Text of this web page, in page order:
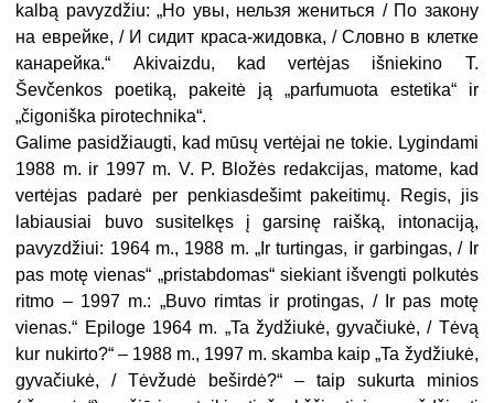
kalbą pavyzdžiu: „Но увы, нельзя жениться / По закону
на еврейке, / И сидит краса-жидовка, / Словно в клетке
канарейка.“ Akivaizdu, kad vertėjas išniekino T.
Ševčenkos poetiką, pakeitė ją „parfumuota estetika“ ir
„čigoniška pirotechnika“.
Galime pasidžiaugti, kad mūsų vertėjai ne tokie. Lygindami
1988 m. ir 1997 m. V. P. Bložės redakcijas, matome, kad
vertėjas padarė per penkiasdešimt pakeitimų. Regis, jis
labiausiai buvo susitelkęs į garsinę raišką, intonaciją,
pavyzdžiui: 1964 m., 1988 m. „Ir turtingas, ir garbingas, / Ir
pas motę vienas“ „pristabdomas“ siekiant išvengti polkutės
ritmo – 1997 m.: „Buvo rimtas ir protingas, / Ir pas motę
vienas.“ Epiloge 1964 m. „Ta žydžiukė, gyvačiukė, / Tėvą
kur nukirto?“ – 1988 m., 1997 m. skamba kaip „Ta žydžiukė,
gyvačiukė, / Tėvžudė beširdė?“ – taip sukurta minios